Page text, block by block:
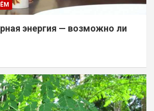
энергия — возможно ли